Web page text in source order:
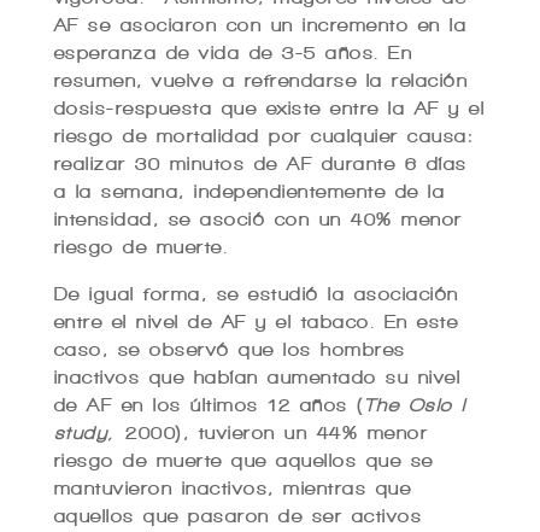
AF se asociaron con un incremento en la
esperanza de vida de 3-5 años. En
resumen, vuelve a refrendarse la relación
dosis-respuesta que existe entre la AF y el
riesgo de mortalidad por cualquier causa:
realizar 30 minutos de AF durante 6 días
a la semana, independientemente de la
intensidad, se asoció con un 40% menor
riesgo de muerte.
De igual forma, se estudió la asociación
entre el nivel de AF y el tabaco. En este
caso, se observó que los hombres
inactivos que habían aumentado su nivel
de AF en los últimos 12 años (The Oslo I
study,2000), tuvieron un 44% menor
riesgo de muerte que aquellos que se
mantuvieron inactivos, mientras que
aquellos que pasaron de ser activos